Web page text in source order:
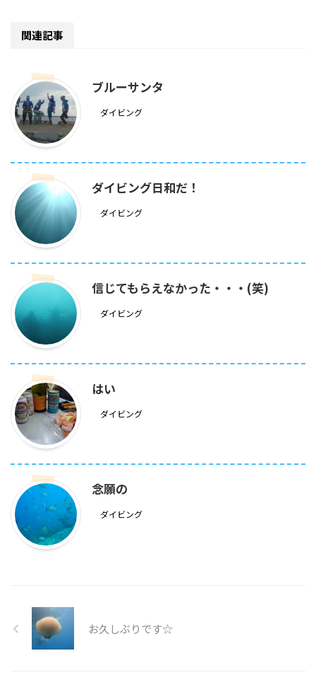
関連記事
ブルーサンタ
ダイビング
ダイビング日和だ！
ダイビング
信じてもらえなかった・・・(笑)
ダイビング
はい
ダイビング
念願の
ダイビング
お久しぶりです☆